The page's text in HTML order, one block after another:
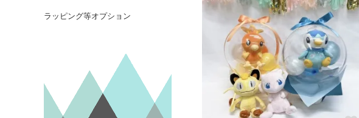
ラッピング等オプション